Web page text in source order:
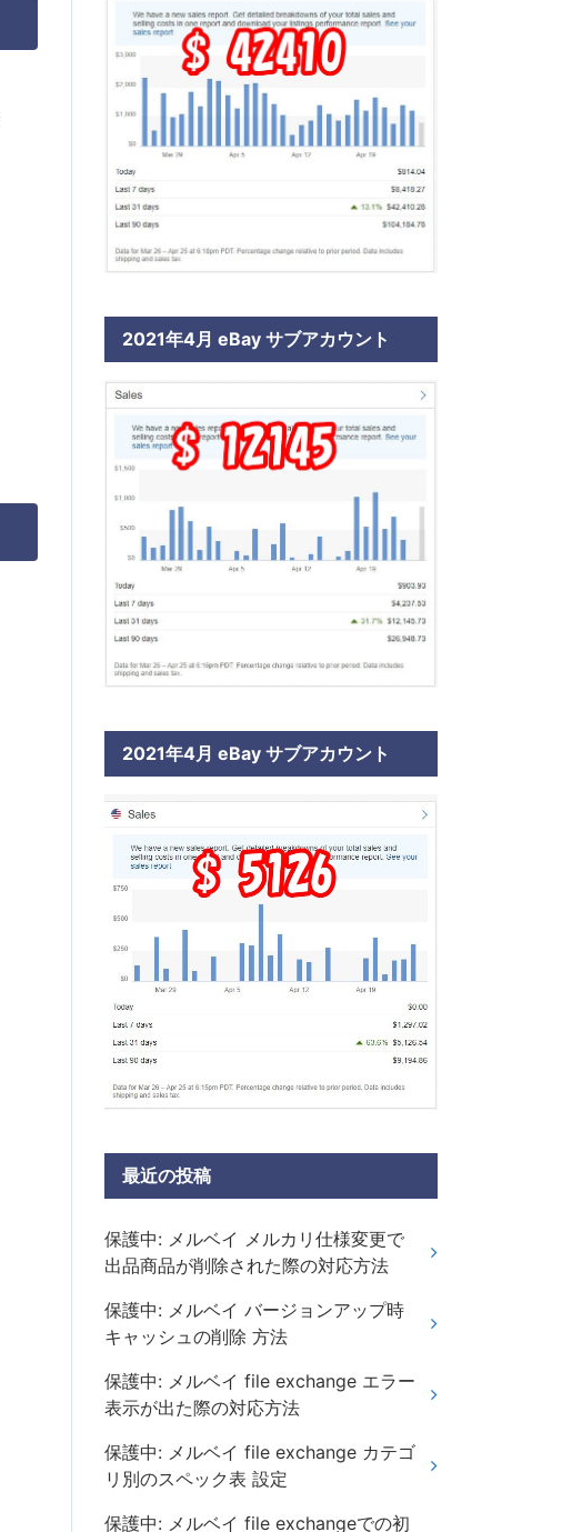
2021年4月 eBay サブアカウント
2021年4月 eBay サブアカウント
最近の投稿
保護中: メルベイ メルカリ仕様変更で
出品商品が削除された際の対応方法
保護中: メルベイ バージョンアップ時
キャッシュの削除 方法
保護中: メルベイ file exchange エラー
表示が出た際の対応方法
保護中: メルベイ file exchange カテゴ
リ別のスペック表 設定
保護中: メルベイ file exchangeでの初